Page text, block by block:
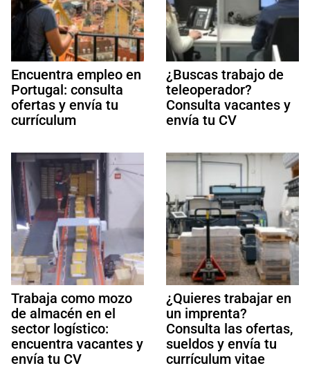
Encuentra empleo en
Portugal: consulta
ofertas y envía tu
currículum
¿Buscas trabajo de
teleoperador?
Consulta vacantes y
envía tu CV
Trabaja como mozo
de almacén en el
sector logístico:
encuentra vacantes y
envía tu CV
¿Quieres trabajar en
un imprenta?
Consulta las ofertas,
sueldos y envía tu
currículum vitae